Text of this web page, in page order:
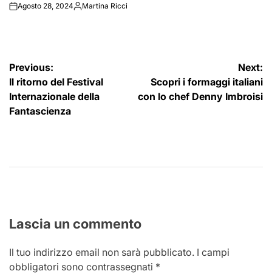
onAgosto 28, 2024PostedMartina Ricci
Navigazione
articoli
Previous:
Il ritorno del Festival
Internazionale della
Fantascienza
Next:
Scopri i formaggi italiani
con lo chef Denny Imbroisi
Lascia un commento
Il tuo indirizzo email non sarà pubblicato. I campi
obbligatori sono contrassegnati *